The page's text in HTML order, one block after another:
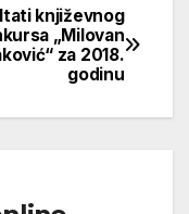
književnog
„Milovan
za 2018.
godinu